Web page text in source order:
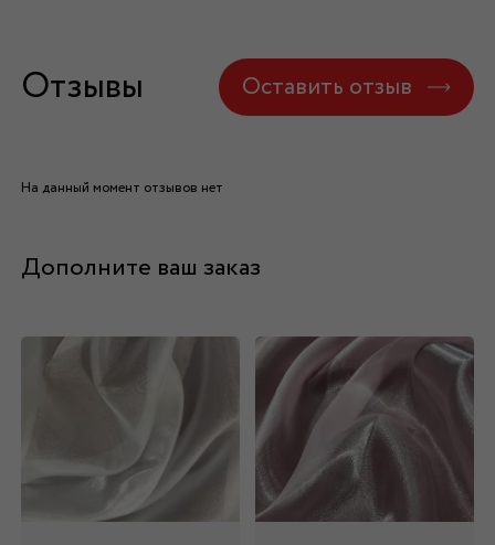
Отзывы Оставить отзыв
На данный момент отзывов нет
Дополните ваш заказ